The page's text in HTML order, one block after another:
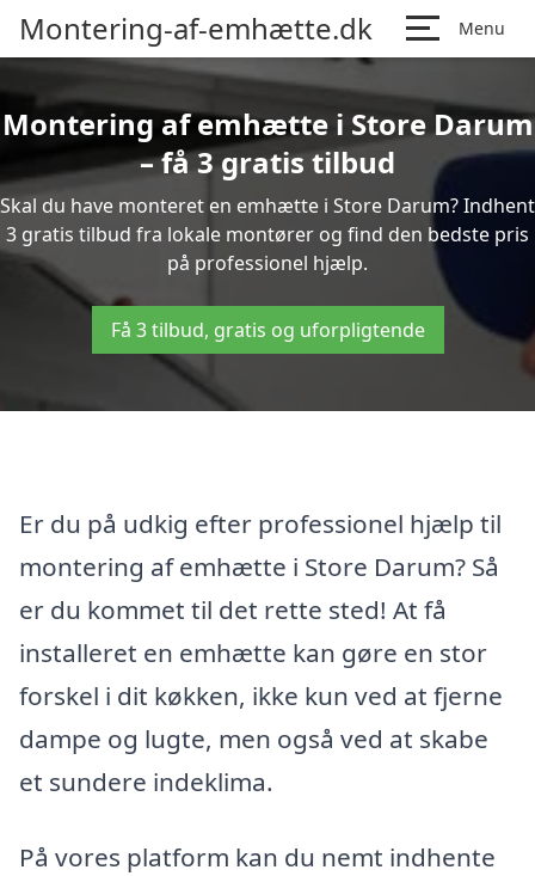
Montering-af-emhætte.dk Menu
Montering af emhætte i Store Darum
– få 3 gratis tilbud
Skal du have monteret en emhætte i Store Darum? Indhent
3 gratis tilbud fra lokale montører og find den bedste pris
på professionel hjælp.
Få 3 tilbud, gratis og uforpligtende
Er du på udkig efter professionel hjælp til
montering af emhætte i Store Darum? Så
er du kommet til det rette sted! At få
installeret en emhætte kan gøre en stor
forskel i dit køkken, ikke kun ved at fjerne
dampe og lugte, men også ved at skabe
et sundere indeklima.
På vores platform kan du nemt indhente